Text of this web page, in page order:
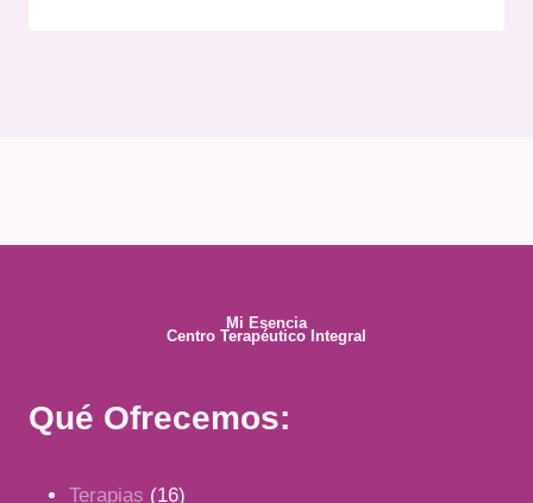
Mi Esencia
Centro Terapéutico Integral
Qué Ofrecemos:
Terapias 1616